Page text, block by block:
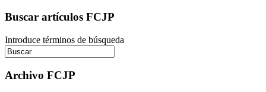
Buscar artículos FCJP
Introduce términos de búsqueda
Archivo FCJP